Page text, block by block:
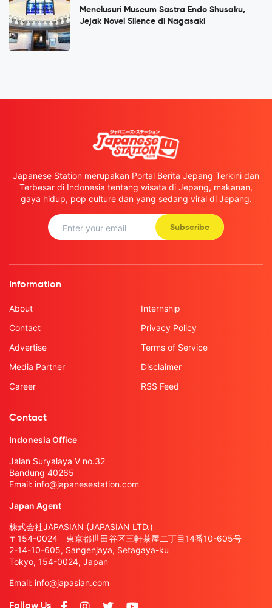
Menelusuri Museum Sastra Endō Shūsaku,
Jejak Novel Silence di Nagasaki
Japanese Station merupakan Portal Berita Jepang Terkini dan
Terbesar di Indonesia tentang wisata di Jepang, makanan,
gaya hidup, pop culture dan yang sedang viral di Jepang.
Subscribe
Information
About
Contact
Advertise
Media Partner
Career
Internship
Privacy Policy
Terms of Service
Disclaimer
RSS Feed
Contact
Indonesia Office
Jalan Suryalaya V no.32
Bandung 40265
Email: info@japanesestation.com
Japan Agent
株式会社JAPASIAN (JAPASIAN LTD.)
〒154-0024 東京都世田谷区三軒茶屋二丁目14番10-605号
2-14-10-605, Sangenjaya, Setagaya-ku
Tokyo, 154-0024, Japan
Email: info@japasian.com